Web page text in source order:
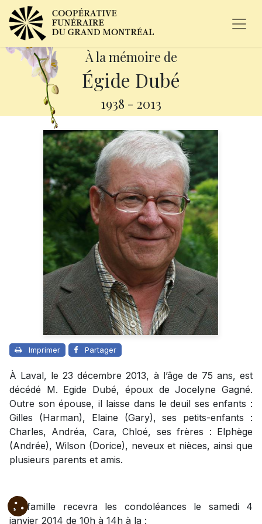
À la mémoire de
Égide Dubé
1938 - 2013
Imprimer Partager
À Laval, le 23 décembre 2013, à l’âge de 75 ans, est
décédé M. Egide Dubé, époux de Jocelyne Gagné.
Outre son épouse, il laisse dans le deuil ses enfants :
Gilles (Harman), Elaine (Gary), ses petits-enfants :
Charles, Andréa, Cara, Chloé, ses frères : Elphège
(Andrée), Wilson (Dorice), neveux et nièces, ainsi que
plusieurs parents et amis.
La famille recevra les condoléances le samedi 4
janvier 2014 de 10h à 14h à la :